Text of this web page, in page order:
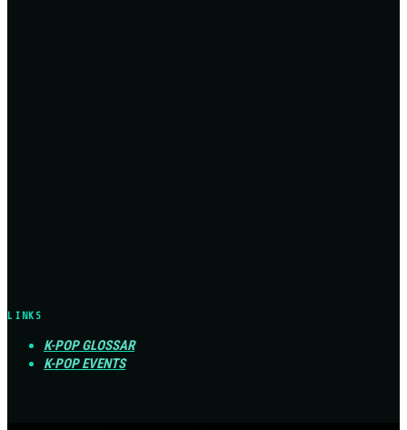
LINKS
K-POP GLOSSAR
K-POP EVENTS